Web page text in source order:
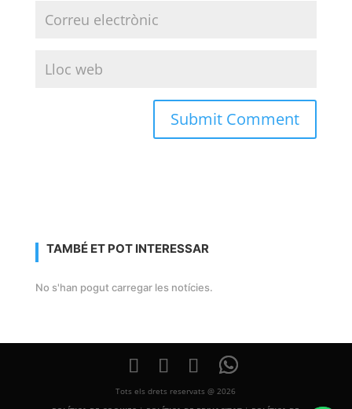
TAMBÉ ET POT INTERESSAR
No s'han pogut carregar les notícies.
Tots els drets reservats @ 2026